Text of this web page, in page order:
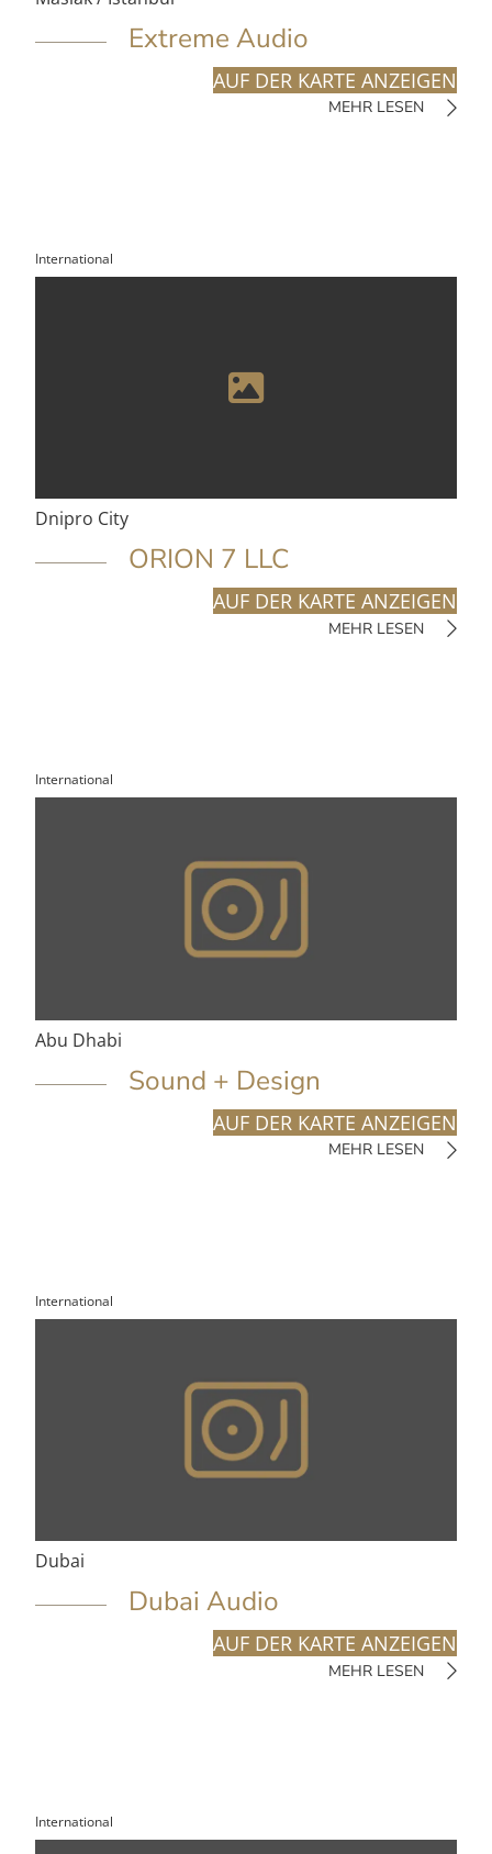
Extreme Audio
AUF DER KARTE ANZEIGEN
MEHR LESEN
International
Dnipro City
ORION 7 LLC
AUF DER KARTE ANZEIGEN
MEHR LESEN
International
Abu Dhabi
Sound + Design
AUF DER KARTE ANZEIGEN
MEHR LESEN
International
Dubai
Dubai Audio
AUF DER KARTE ANZEIGEN
MEHR LESEN
International